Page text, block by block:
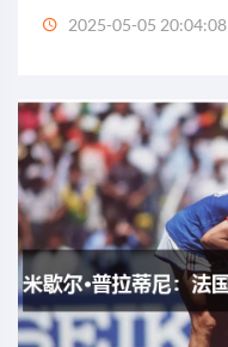
2025-05-05 20:04:08